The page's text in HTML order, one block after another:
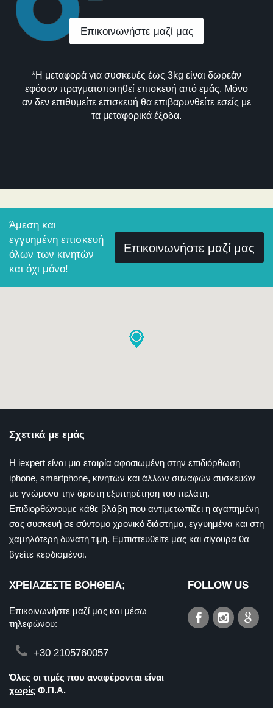
Επικοινωνήστε μαζί μας
*Η μεταφορά για συσκευές έως 3kg είναι δωρεάν
εφόσον πραγματοποιηθεί επισκευή από εμάς. Μόνο
αν δεν επιθυμείτε επισκευή θα επιβαρυνθείτε εσείς με
τα μεταφορικά έξοδα.
Άμεση και
εγγυημένη επισκευή
όλων των κινητών
και όχι μόνο!
Επικοινωνήστε μαζί μας
Σχετικά με εμάς
Η iexpert είναι μια εταιρία αφοσιωμένη στην επιδιόρθωση
iphone, smartphone, κινητών και άλλων συναφών συσκευών
με γνώμονα την άριστη εξυπηρέτηση του πελάτη.
Επιδιορθώνουμε κάθε βλάβη που αντιμετωπίζει η αγαπημένη
σας συσκευή σε σύντομο χρονικό διάστημα, εγγυημένα και στη
χαμηλότερη δυνατή τιμή. Εμπιστευθείτε μας και σίγουρα θα
βγείτε κερδισμένοι.
ΧΡΕΙΑΖΕΣΤΕ ΒΟΗΘΕΙΑ;
Επικοινωνήστε μαζί μας και μέσω
τηλεφώνου:
+30 2105760057
Όλες οι τιμές που αναφέρονται είναι
χωρίς Φ.Π.Α.
FOLLOW US